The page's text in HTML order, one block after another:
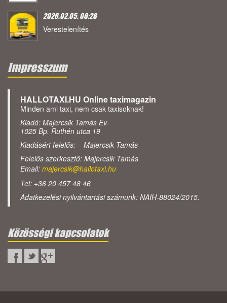
2026.02.05. 06:28
Verestelenítés
Impresszum
HALLOTAXI.HU Online taximagazin
Minden ami taxi, nem csak taxisoknak!
Kiadó: Majercsik Tamás Ev.
1025 Bp. Ruthén utca 19
Kiadásért felelős: Majercsik Tamás
Felelős szerkesztő: Majercsik Tamás
Email: majercsik@hallotaxi.hu
Tel: +36 20 457 48 46
Adatkezelési nyilvántartási számunk: NAIH-88024/2015.
Közösségi kapcsolatok